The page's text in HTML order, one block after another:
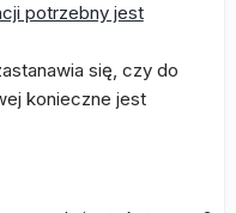
potrzebny jest
się, czy do
konieczne jest